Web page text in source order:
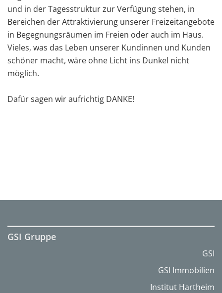
und in der Tagesstruktur zur Verfügung stehen, in
Bereichen der Attraktivierung unserer Freizeitangebote
in Begegnungsräumen im Freien oder auch im Haus.
Vieles, was das Leben unserer Kundinnen und Kunden
schöner macht, wäre ohne Licht ins Dunkel nicht
möglich.
Dafür sagen wir aufrichtig DANKE!
GSI Gruppe
GSI
GSI Immobilien
Institut Hartheim